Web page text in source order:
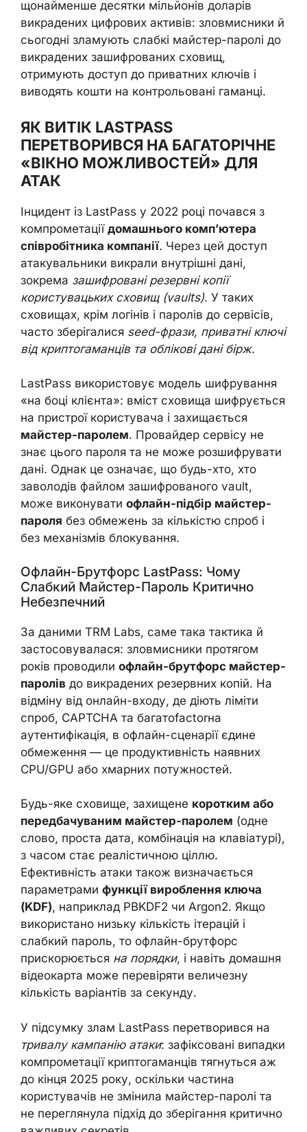
щонайменше десятки мільйонів доларів
викрадених цифрових активів: зловмисники й
сьогодні зламують слабкі майстер-паролі до
викрадених зашифрованих сховищ,
отримують доступ до приватних ключів і
виводять кошти на контрольовані гаманці.
ЯК ВИТІК LASTPASS
ПЕРЕТВОРИВСЯ НА БАГАТОРІЧНЕ
«ВІКНО МОЖЛИВОСТЕЙ» ДЛЯ
АТАК
Інцидент із LastPass у 2022 році почався з
компрометації домашнього комп’ютера
співробітника компанії. Через цей доступ
атакувальники викрали внутрішні дані,
зокрема зашифровані резервні копії
користувацьких сховищ (vaults). У таких
сховищах, крім логінів і паролів до сервісів,
часто зберігалися seed-фрази, приватні ключі
від криптогаманців та облікові дані бірж.
LastPass використовує модель шифрування
«на боці клієнта»: вміст сховища шифрується
на пристрої користувача і захищається
майстер-паролем. Провайдер сервісу не
знає цього пароля та не може розшифрувати
дані. Однак це означає, що будь-хто, хто
заволодів файлом зашифрованого vault,
може виконувати офлайн-підбір майстер-
пароля без обмежень за кількістю спроб і
без механізмів блокування.
Офлайн-Брутфорс LastPass: Чому
Слабкий Майстер-Пароль Критично
Небезпечний
За даними TRM Labs, саме така тактика й
застосовувалася: зловмисники протягом
років проводили офлайн-брутфорс майстер-
паролів до викрадених резервних копій. На
відміну від онлайн-входу, де діють ліміти
спроб, CAPTCHA та багатоfactorна
аутентифікація, в офлайн-сценарії єдине
обмеження — це продуктивність наявних
CPU/GPU або хмарних потужностей.
Будь-яке сховище, захищене коротким або
передбачуваним майстер-паролем (одне
слово, проста дата, комбінація на клавіатурі),
з часом стає реалістичною ціллю.
Ефективність атаки також визначається
параметрами функції вироблення ключа
(KDF), наприклад PBKDF2 чи Argon2. Якщо
використано низьку кількість ітерацій і
слабкий пароль, то офлайн-брутфорс
прискорюється на порядки, і навіть домашня
відеокарта може перевіряти величезну
кількість варіантів за секунду.
У підсумку злам LastPass перетворився на
тривалу кампанію атаки: зафіксовані випадки
компрометації криптогаманців тягнуться аж
до кінця 2025 року, оскільки частина
користувачів не змінила майстер-паролі та
не переглянула підхід до зберігання критично